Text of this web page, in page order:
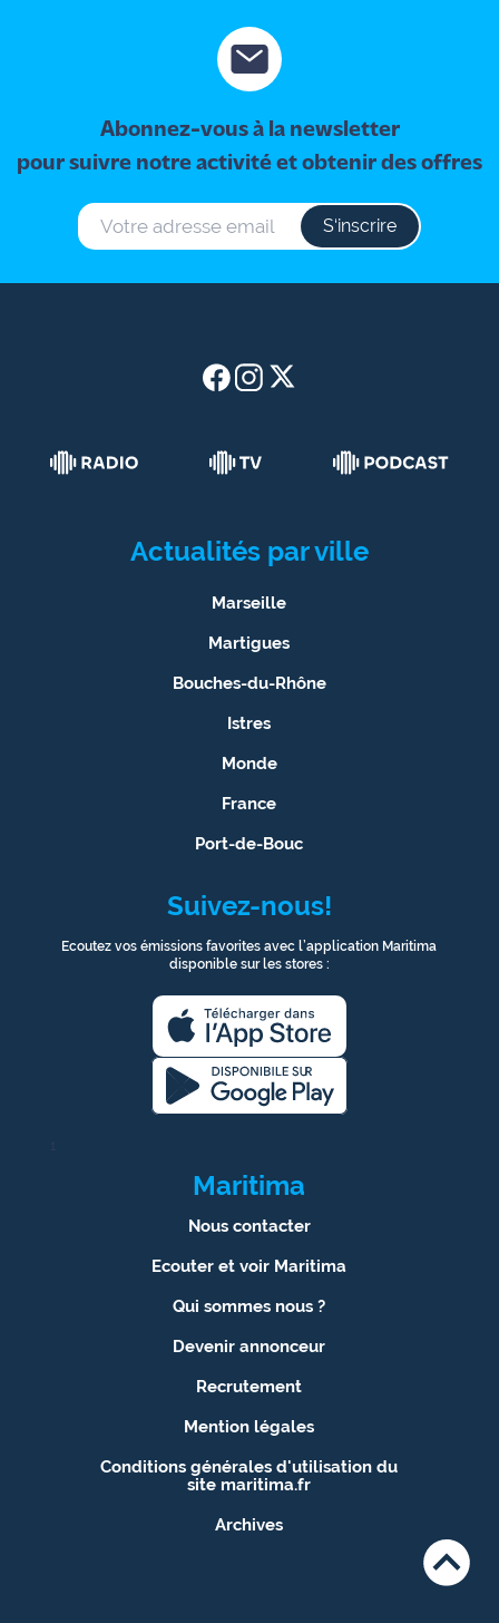
Abonnez-vous à la newsletter
pour suivre notre activité et obtenir des offres
S‘inscrire
Actualités par ville
Marseille
Martigues
Bouches-du-Rhône
Istres
Monde
France
Port-de-Bouc
Suivez-nous!
Ecoutez vos émissions favorites avec l’application Maritima
disponible sur les stores :
1
Maritima
Nous contacter
Ecouter et voir Maritima
Qui sommes nous ?
Devenir annonceur
Recrutement
Mention légales
Conditions générales d'utilisation du
site maritima.fr
Archives